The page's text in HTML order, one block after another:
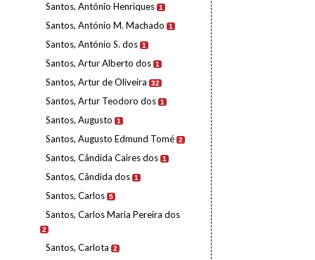
Santos, António Henriques 1
Santos, António M. Machado 1
Santos, António S. dos 1
Santos, Artur Alberto dos 1
Santos, Artur de Oliveira 32
Santos, Artur Teodoro dos 1
Santos, Augusto 1
Santos, Augusto Edmund Tomé 2
Santos, Cândida Caires dos 1
Santos, Cândida dos 1
Santos, Carlos 5
Santos, Carlos Maria Pereira dos
2
Santos, Carlota 2